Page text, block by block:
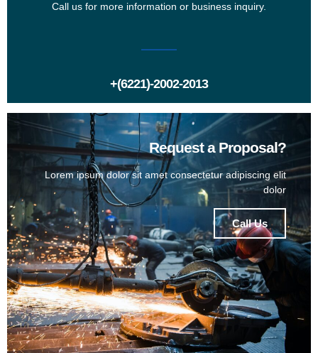
Call us for more information or business inquiry.
+(6221)-2002-2013
Request a Proposal?
Lorem ipsum dolor sit amet consectetur adipiscing elit
dolor
Call Us